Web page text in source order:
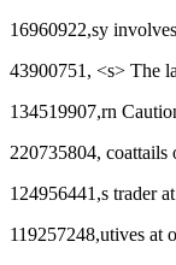
16960922,sy
43900751, <s> The
134519907,rn
220735804, coattails
124956441,s trader
119257248,utives at